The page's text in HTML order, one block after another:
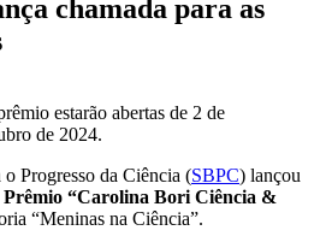
chamada para as
estarão abertas de 2 de
de 2024.
Progresso da Ciência (SBPC) lançou
Prêmio “Carolina Bori Ciência &
“Meninas na Ciência”.